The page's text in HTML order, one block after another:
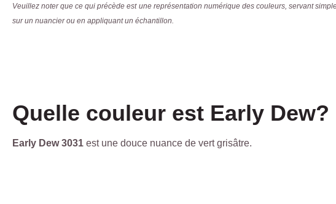
Veuillez noter que ce qui précède est une représentation numérique des couleurs, servant
sur un nuancier ou en appliquant un échantillon.
Quelle couleur est Early Dew?
Early Dew 3031 est une douce nuance de vert grisâtre.